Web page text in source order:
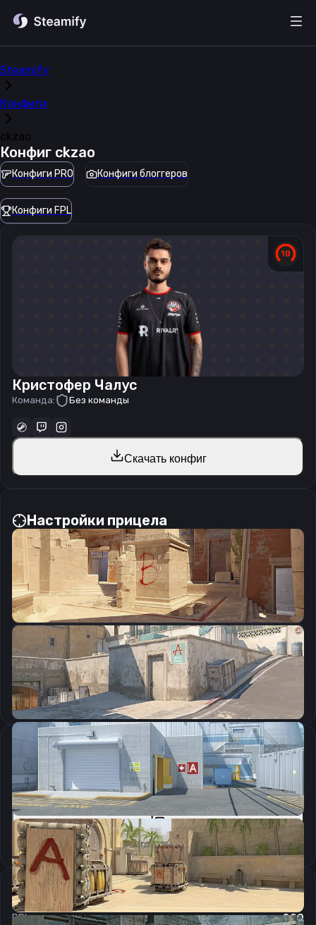
Steamify
Конфиги
ckzao
Конфиг ckzao
Конфиги PRO Конфиги блоггеров
Конфиги FPL
Кристофер Чалус
Команда: Без команды
Скачать конфиг
Настройки прицела
CSGO-AqkVE-efmeX-ZsFbb-Y4LUG-CrrBE
Скопировать
Параметры запуска
-novid -tickrate 128
Скопировать
Настройки мыши
DPI:
800